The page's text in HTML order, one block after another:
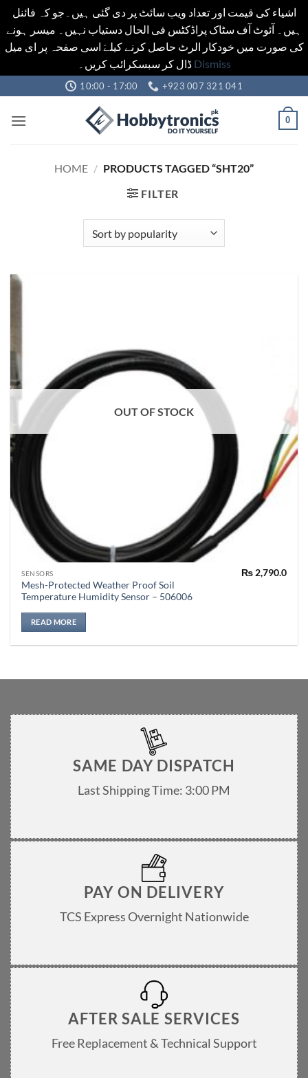
اشیاء کی قیمت اور تعداد ویب سائٹ پر دی گئی ہیں۔جو کہ فائنل
ہیں۔ آئوٹ آف سٹاک پراڈکٹس فی الحال دستیاب نہیں۔ میسر ہونے
کی صورت میں خودکار الرٹ حاصل کرنے کیلےَ اسی صفحہ پر ای میل
ڈال کر سبسکرائب کریں۔ Dismiss
to
content
10:00 - 17:00 +923 007 321 041
0
HOME / PRODUCTS TAGGED “SHT20”
FILTER
OUT OF STOCK
SENSORS
Mesh-Protected Weather Proof Soil
Temperature Humidity Sensor – 506006
₨2,790.0
READ MORE
SAME DAY DISPATCH
Last Shipping Time: 3:00 PM
PAY ON DELIVERY
TCS Express Overnight Nationwide
AFTER SALE SERVICES
Free Replacement & Technical Support